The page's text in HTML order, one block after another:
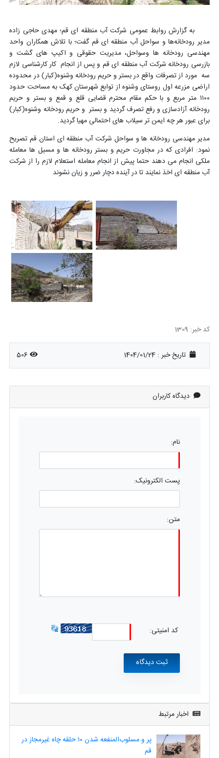
به گزارش روابط عمومی شرکت آب منطقه ای قم؛ مهدی حاجی زاده
مدیر رودخانه‌‌ها و سواحل آب منطقه ای قم گفت؛ با تلاش همکاران واحد
مهندسی رودخانه ها وسواحل، مدیریت حقوقی و اکیپ های گشت و
بازرسی رودخانه شرکت آب منطقه ای قم و پس از انجام کار کارشناسی لازم
سه مورد از تصرفات واقع در بستر و حریم رودخانه وشنوه(کبار) در محدوده
اراضی مزرعه اول روستای وشنوه از توابع شهرستان کهک به مساحت حدود
۱۱۰۰ متر مربع و با حکم مقام محترم قضایی قلع و قمع و بستر و حریم
رودخانه آزادسازی و رفع تصرف گردید و بستر و حریم رودخانه وشنوه(کبار)
برای عبور هر چه ایمن تر سیلاب های احتمالی مهیا گردید.
مدیر مهندسی رودخانه ها و سواحل شرکت آب منطقه ای استان قم تصریح
نمود: افرادی که در مجاورت حریم و بستر رودخانه ها و مسیل ها معامله
ملکی انجام می دهند حتما پیش از انجام معامله استعلام لازم را از شرکت
آب منطقه ای اخذ نمایند تا در آینده دچار ضرر و زیان نشوند
کد خبر: 1309
تاریخ خبر : 1404/01/24 506
دیدگاه کاربران
نام:
پست الکترونیک:
متن:
کد امنیتی:
اخبار مرتبط
پر و مسلوب‌المنفعه شدن ۱۰ حلقه چاه غیرمجاز در
قم